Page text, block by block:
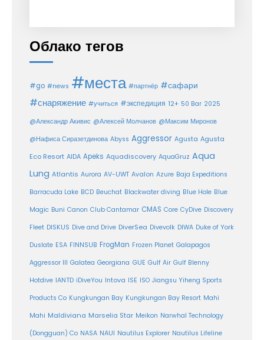
Облако тегов
#go #news #места #партнёр #сафари
#снаряжение #учиться #экспедиция 12+ 50 Bar 2025
@Александр Акивис @Алексей Молчанов @Максим Миронов
@Нафиса Сиразетдинова Abyss Aggressor Agusta Agusta
Eco Resort AIDA Apeks Aquadiscovery AquaGruz Aqua
Lung Atlantis Aurora AV-UWT Avalon Azure Baja Expeditions
Barracuda Lake BCD Beuchat Blackwater diving Blue Hole Blue
Magic Buni Canon Club Cantamar CMAS Core CyDive Discovery
Fleet DISKUS Dive and Drive DiverSea Divevolk DIWA Duke of York
Duslate ESA FINNSUB FrogMan Frozen Planet Galapagos
Aggressor III Galatea Georgiana GUE Gulf Air Gulf Blenny
Hotdive IANTD iDiveYou Intova ISE ISO Jiangsu Yiheng Sports
Products Co Kungkungan Bay Kungkungan Bay Resort Mahi
Mahi Maldiviana Marselia Star Meikon Narwhal Technology
(Dongguan) Co NASA NAUI Nautilus Explorer Nautilus Lifeline